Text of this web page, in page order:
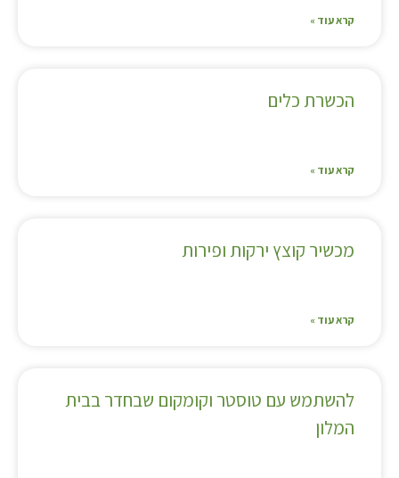
קרא עוד »
הכשרת כלים
קרא עוד »
מכשיר קוצץ ירקות ופירות
קרא עוד »
להשתמש עם טוסטר וקומקום שבחדר בבית
המלון